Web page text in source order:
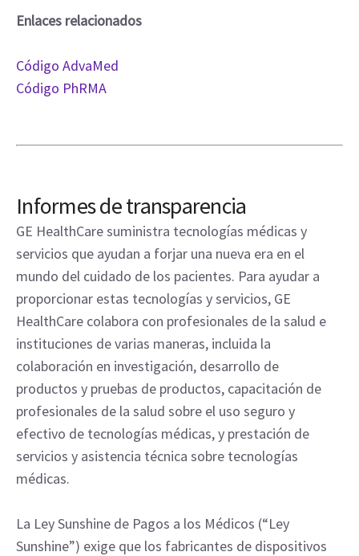
Enlaces relacionados
Código AdvaMed
Código PhRMA
Informes de transparencia
GE HealthCare suministra tecnologías médicas y
servicios que ayudan a forjar una nueva era en el
mundo del cuidado de los pacientes. Para ayudar a
proporcionar estas tecnologías y servicios, GE
HealthCare colabora con profesionales de la salud e
instituciones de varias maneras, incluida la
colaboración en investigación, desarrollo de
productos y pruebas de productos, capacitación de
profesionales de la salud sobre el uso seguro y
efectivo de tecnologías médicas, y prestación de
servicios y asistencia técnica sobre tecnologías
médicas.
La Ley Sunshine de Pagos a los Médicos (“Ley
Sunshine”) exige que los fabricantes de dispositivos